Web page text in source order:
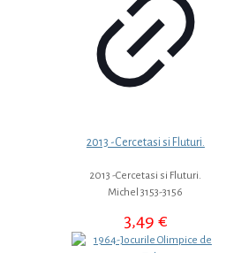
2013 -Cercetasi si Fluturi.
2013 -Cercetasi si Fluturi.
Michel 3153-3156
3,49 €